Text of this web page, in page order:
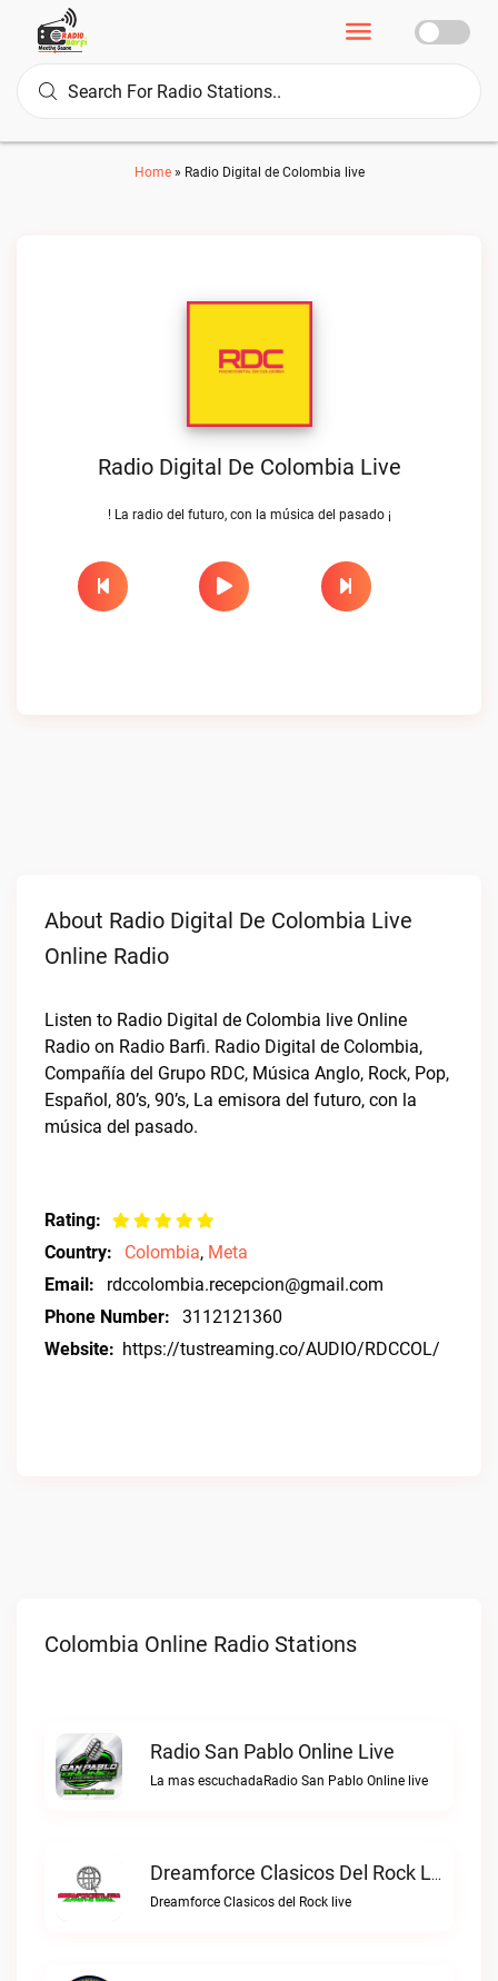
Home» Radio Digital de Colombia live
Radio Digital De Colombia Live
! La radio del futuro, con la música del pasado ¡
About Radio Digital De Colombia Live
Online Radio
Listen to Radio Digital de Colombia live Online
Radio on Radio Barfi. Radio Digital de Colombia,
Compañía del Grupo RDC, Música Anglo, Rock, Pop,
Español, 80’s, 90’s, La emisora del futuro, con la
música del pasado.
Rating:
Country:
Colombia, Meta
Email:
rdccolombia.recepcion@gmail.com
Phone Number:
3112121360
Website: https://tustreaming.co/AUDIO/RDCCOL/
Colombia Online Radio Stations
Radio San Pablo Online Live
La mas escuchadaRadio San Pablo Online live
Dreamforce Clasicos Del Rock Live
Dreamforce Clasicos del Rock live